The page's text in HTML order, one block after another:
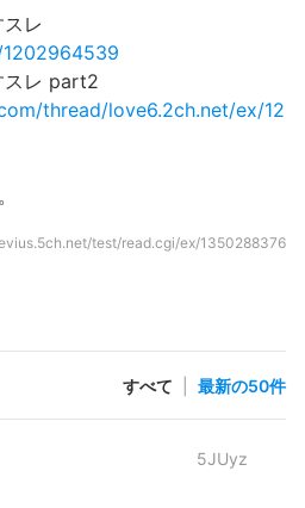
レ
スレ part2
thread/love6.2ch.net/ex/12
test/read.cgi/ex/1350288376
すべて 最新の50件
5JUyz